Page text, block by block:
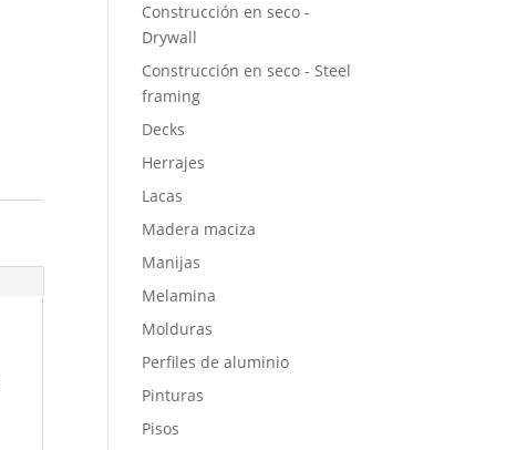
Construcción en seco -
Drywall
Construcción en seco - Steel
framing
Decks
Herrajes
Lacas
Madera maciza
Manijas
Melamina
Molduras
Perfiles de aluminio
Pinturas
Pisos